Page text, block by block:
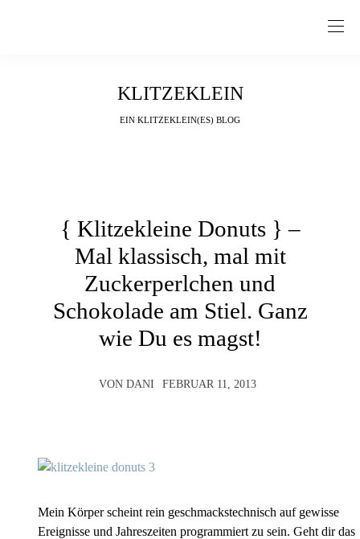
KLITZEKLEIN
EIN KLITZEKLEIN(ES) BLOG
{ Klitzekleine Donuts } –
Mal klassisch, mal mit
Zuckerperlchen und
Schokolade am Stiel. Ganz
wie Du es magst!
VON DANI FEBRUAR 11, 2013
Mein Körper scheint rein geschmackstechnisch auf gewisse
Ereignisse und Jahreszeiten programmiert zu sein. Geht dir das